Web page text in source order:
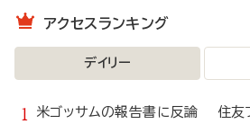
アクセスランキング
デイリー
米ゴッサムの報告書に反論 住友